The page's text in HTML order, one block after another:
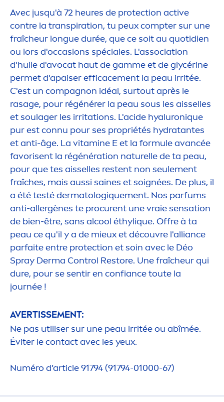
Avec jusqu'à 72 heures de protection active
contre la transpiration, tu peux compter sur une
fraîcheur longue durée, que ce soit au quotidien
ou lors d'occasions spéciales. L'association
d'huile d'avocat haut de gamme et de glycérine
permet d'apaiser efficacement la peau irritée.
C'est un compagnon idéal, surtout après le
rasage, pour régénérer la peau sous les aisselles
et soulager les irritations. L'acide hyaluronique
pur est connu pour ses propriétés hydratantes
et anti-âge. La vitamine E et la formule avancée
favorisent la régénération naturelle de ta peau,
pour que tes aisselles restent non seulement
fraîches, mais aussi saines et soignées. De plus, il
a été testé dermatologiquement. Nos parfums
anti-allergènes te procurent une vraiesensation
de bien-être, sans alcool éthylique. Offre à ta
peau ce qu'il y a de mieux et découvre l'alliance
parfaite entre protection et soin avec le Déo
Spray Derma Control Restore. Une fraîcheur qui
dure, pour se sentir en confiance toute la
journée !
AVERTISSEMENT:
Ne pas utiliser sur une peau irritée ou abîmée.
Éviter le contact avec les yeux.
Numéro d’article 91794 (91794-01000-67)